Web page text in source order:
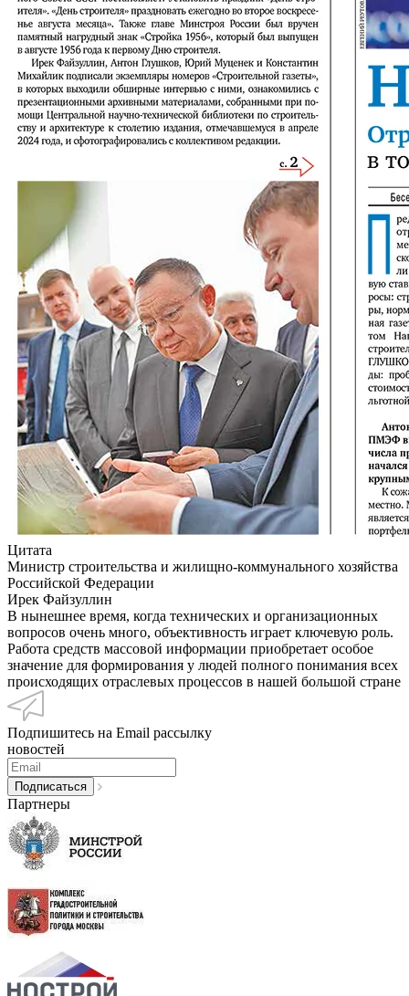
Цитата
Министр строительства и жилищно-коммунального хозяйства
Российской Федерации
Ирек Файзуллин
В нынешнее время, когда технических и организационных
вопросов очень много, объективность играет ключевую роль.
Работа средств массовой информации приобретает особое
значение для формирования у людей полного понимания всех
происходящих отраслевых процессов в нашей большой стране
Подпишитесь на Email рассылку
новостей
Партнеры